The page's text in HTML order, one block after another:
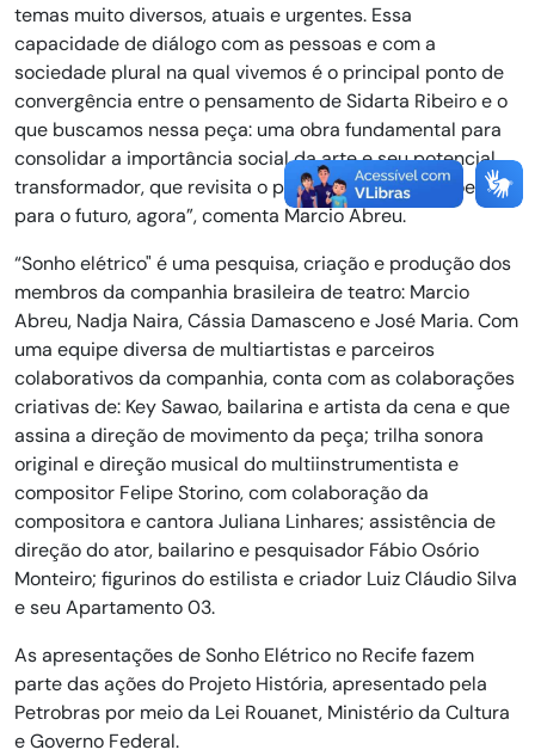
temas muito diversos, atuais e urgentes. Essa
capacidade de diálogo com as pessoas e com a
sociedade plural na qual vivemos é o principal ponto de
convergência entre o pensamento de Sidarta Ribeiro e o
que buscamos nessa peça: uma obra fundamental para
consolidar a importância social da arte e seu potencial
transformador, que revisita o passado e inspira ações
para o futuro, agora”, comenta Marcio Abreu.
“Sonho elétrico" é uma pesquisa, criação e produção dos
membros da companhia brasileira de teatro: Marcio
Abreu, Nadja Naira, Cássia Damasceno e José Maria. Com
uma equipe diversa de multiartistas e parceiros
colaborativos da companhia, conta com as colaborações
criativas de: Key Sawao, bailarina e artista da cena e que
assina a direção de movimento da peça; trilha sonora
original e direção musical do multiinstrumentista e
compositor Felipe Storino, com colaboração da
compositora e cantora Juliana Linhares; assistência de
direção do ator, bailarino e pesquisador Fábio Osório
Monteiro; figurinos do estilista e criador Luiz Cláudio Silva
e seu Apartamento 03.
As apresentações de Sonho Elétrico no Recife fazem
parte das ações do Projeto História, apresentado pela
Petrobras por meio da Lei Rouanet, Ministério da Cultura
e Governo Federal.